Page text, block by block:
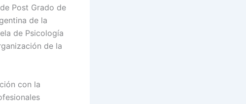
Post Grado de
de la
de Psicología
de la
con la